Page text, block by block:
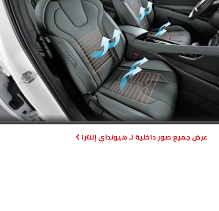
صور داخلية لـ هيونداي إلنترا